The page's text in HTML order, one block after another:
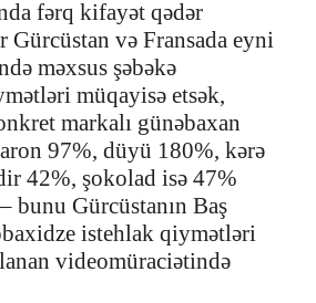
fərq kifayət qədər
və Fransada eyni
məxsus şəbəkə
müqayisə etsək,
markalı günəbaxan
97%, düyü 180%, kərə
42%, şokolad isə 47%
bunu Gürcüstanın Baş
istehlak qiymətləri
videomüraciətində